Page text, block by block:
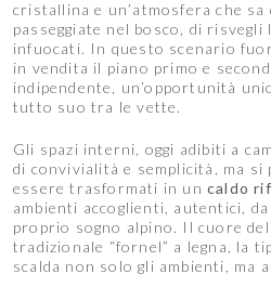
cristallina e un’atmosfera che sa
passeggiate nel bosco, di
infuocati. In questo scenario
in vendita il piano primo e
indipendente, un’opportunità
tutto suo tra le vette.
Gli spazi interni, oggi adibiti a
di convivialità e semplicità, ma si
essere trasformati in un caldo
ambienti accoglienti, autentici,
proprio sogno alpino. Il cuore
tradizionale “fornel” a legna, la
scalda non solo gli ambienti, ma